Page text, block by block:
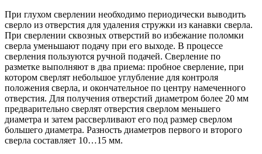
При глухом сверлении необходимо периодически выводить
сверло из отверстия для удаления стружки из канавки сверла.
При сверлении сквозных отверстий во избежание поломки
сверла уменьшают подачу при его выходе. В процессе
сверления пользуются ручной подачей. Сверление по
разметке выполняют в два приема: пробное сверление, при
котором сверлят небольшое углубление для контроля
положения сверла, и окончательное по центру намеченного
отверстия. Для получения отверстий диаметром более 20 мм
предварительно сверлят отверстия сверлом меньшего
диаметра и затем рассверливают его под размер сверлом
большего диаметра. Разность диаметров первого и второго
сверла составляет 10…15 мм.